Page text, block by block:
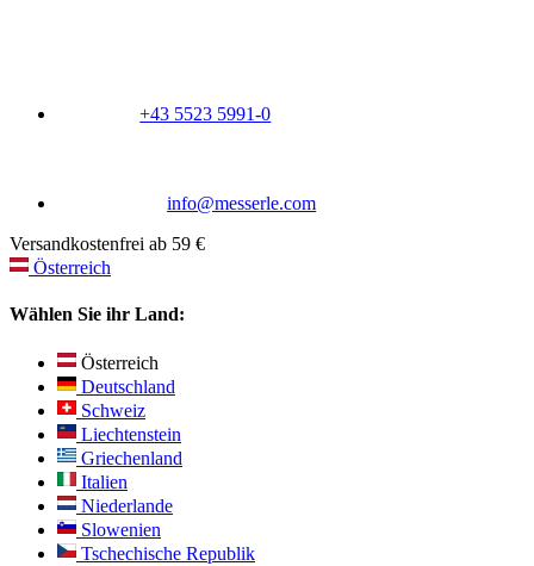
+43 5523 5991-0
info@messerle.com
Versandkostenfrei ab 59 €
Österreich
Wählen Sie ihr Land:
Österreich
Deutschland
Schweiz
Liechtenstein
Griechenland
Italien
Niederlande
Slowenien
Tschechische Republik